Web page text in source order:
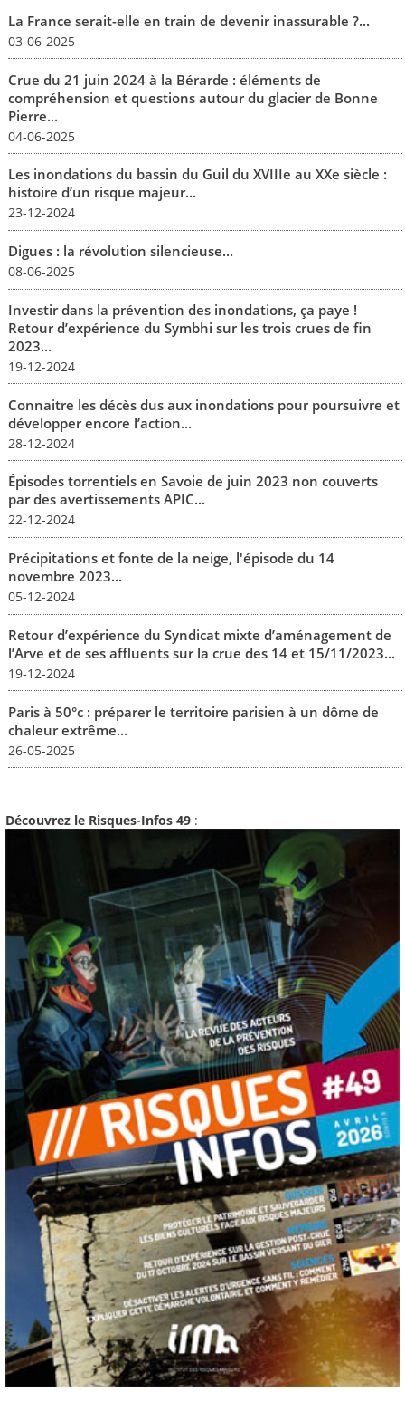
La France serait-elle en train de devenir inassurable ?...
03-06-2025
Crue du 21 juin 2024 à la Bérarde : éléments de
compréhension et questions autour du glacier de Bonne
Pierre...
04-06-2025
Les inondations du bassin du Guil du XVIIIe au XXe siècle :
histoire d’un risque majeur...
23-12-2024
Digues : la révolution silencieuse...
08-06-2025
Investir dans la prévention des inondations, ça paye !
Retour d’expérience du Symbhi sur les trois crues de fin
2023...
19-12-2024
Connaitre les décès dus aux inondations pour poursuivre et
développer encore l’action...
28-12-2024
Épisodes torrentiels en Savoie de juin 2023 non couverts
par des avertissements APIC...
22-12-2024
Précipitations et fonte de la neige, l'épisode du 14
novembre 2023...
05-12-2024
Retour d’expérience du Syndicat mixte d’aménagement de
l’Arve et de ses affluents sur la crue des 14 et 15/11/2023...
19-12-2024
Paris à 50°c : préparer le territoire parisien à un dôme de
chaleur extrême...
26-05-2025
Découvrez le Risques-Infos 49 :